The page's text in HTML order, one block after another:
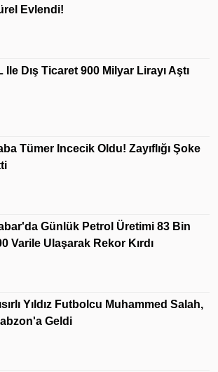
Evlendi!
Ile Dış Ticaret 900 Milyar Lirayı Aştı
Tümer Incecik Oldu! Zayıflığı Şoke
Günlük Petrol Üretimi 83 Bin
Varile Ulaşarak Rekor Kırdı
Yıldız Futbolcu Muhammed Salah,
Geldi